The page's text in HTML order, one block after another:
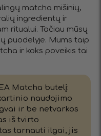
matcha mišinių,
ingredientų ir
mūsų
puodelyje. Mums taip
ir koks poveikis tai
Matcha butelį:
naudojimo
ir be netvarkos
tarnauti ilgai, jis